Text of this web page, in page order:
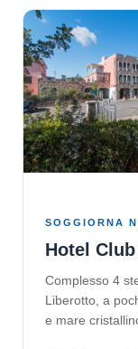
SOGGIORNA
Hotel
Complesso 4
Liberotto, a
e mare